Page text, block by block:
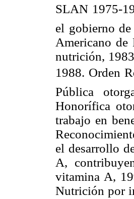
SLAN 1975-
el gobierno
Americano
nutrición,
1988. Orden
Pública
Honorífica
trabajo en
el desarrollo
A,
vitamina A,
Nutrición por